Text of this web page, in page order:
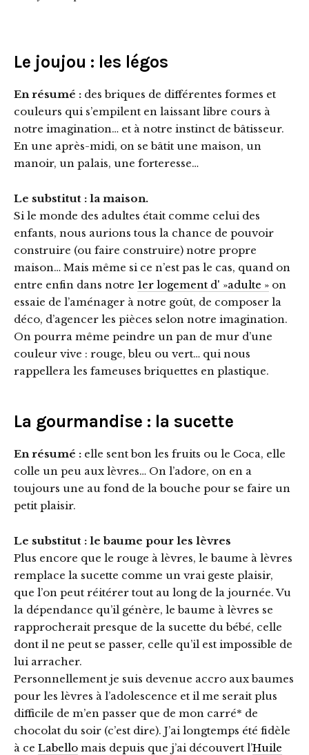
Le joujou : les légos
En résumé : des briques de différentes formes et
couleurs qui s’empilent en laissant libre cours à
notre imagination… et à notre instinct de bâtisseur.
En une après-midi, on se bâtit une maison, un
manoir, un palais, une forteresse…
Le substitut : la maison.
Si le monde des adultes était comme celui des
enfants, nous aurions tous la chance de pouvoir
construire (ou faire construire) notre propre
maison… Mais même si ce n’est pas le cas, quand on
entre enfin dans notre 1er logement d' »adulte » on
essaie de l’aménager à notre goût, de composer la
déco, d’agencer les pièces selon notre imagination.
On pourra même peindre un pan de mur d’une
couleur vive : rouge, bleu ou vert… qui nous
rappellera les fameuses briquettes en plastique.
La gourmandise : la sucette
En résumé : elle sent bon les fruits ou le Coca, elle
colle un peu aux lèvres… On l’adore, on en a
toujours une au fond de la bouche pour se faire un
petit plaisir.
Le substitut : le baume pour les lèvres
Plus encore que le rouge à lèvres, le baume à lèvres
remplace la sucette comme un vrai geste plaisir,
que l’on peut réitérer tout au long de la journée. Vu
la dépendance qu’il génère, le baume à lèvres se
rapprocherait presque de la sucette du bébé, celle
dont il ne peut se passer, celle qu’il est impossible de
lui arracher.
Personnellement je suis devenue accro aux baumes
pour les lèvres à l’adolescence et il me serait plus
difficile de m’en passer que de mon carré* de
chocolat du soir (c’est dire). J’ai longtemps été fidèle
à ce Labello mais depuis que j’ai découvert l’Huile